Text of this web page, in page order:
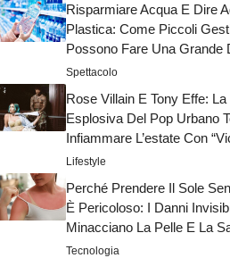
Risparmiare Acqua E Dire
Plastica: Come Piccoli
Possono Fare Una Grande
Spettacolo
Rose Villain E Tony Effe: La
Esplosiva Del Pop Urbano
Infiammare L’estate Con
Lifestyle
Perché Prendere Il Sole
È Pericoloso: I Danni
Minacciano La Pelle E La
Tecnologia